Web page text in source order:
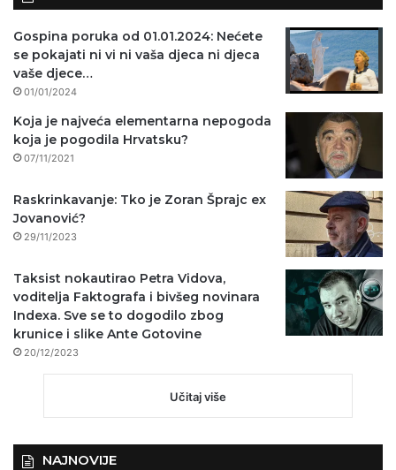
Gospina poruka od 01.01.2024: Nećete
se pokajati ni vi ni vaša djeca ni djeca
vaše djece…
01/01/2024
Koja je najveća elementarna nepogoda
koja je pogodila Hrvatsku?
07/11/2021
Raskrinkavanje: Tko je Zoran Šprajc ex
Jovanović?
29/11/2023
Taksist nokautirao Petra Vidova,
voditelja Faktografa i bivšeg novinara
Indexa. Sve se to dogodilo zbog
krunice i slike Ante Gotovine
20/12/2023
Učitaj više
NAJNOVIJE